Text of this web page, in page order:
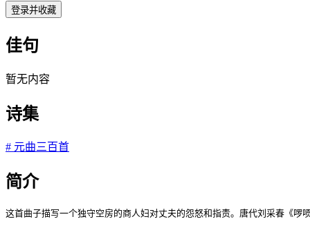
登录并收藏
佳句
暂无内容
诗集
# 元曲三百首
简介
这首曲子描写一个独守空房的商人妇对丈夫的怨怒和指责。唐代刘采春《